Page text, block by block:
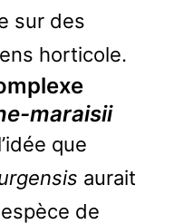
sur des
horticole.
maraisii
que
aurait
de